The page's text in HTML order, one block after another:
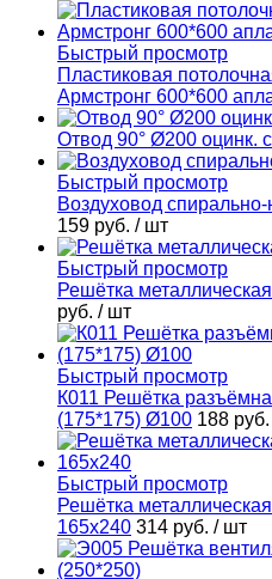
Быстрый просмотр
Пластиковая
Армстронг 600*600
Отвод 90° Ø200 оцинк.
Быстрый просмотр
Воздуховод
159 руб. / шт
Быстрый просмотр
Решётка
руб. / шт
Быстрый просмотр
К011 Решётка
(175*175) Ø100 188 руб.
Быстрый просмотр
Решётка
165х240 314 руб. / шт